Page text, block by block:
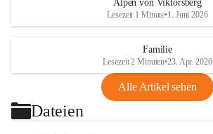
Alpen von Viktorsberg
Lesezeit 1 Minute•1. Juni 2026
Familie
Lesezeit 2 Minuten•23. Apr. 2026
Alle Artikel sehen
Dateien